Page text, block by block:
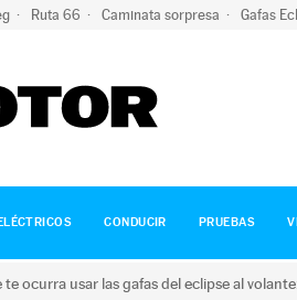
Ruta 66 Caminata sorpresa Gafas
CONDUCIR PRUEBAS
te ocurra usar las gafas del eclipse al